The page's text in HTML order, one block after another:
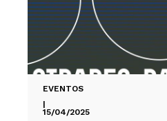
EVENTOS
|
15/04/2025